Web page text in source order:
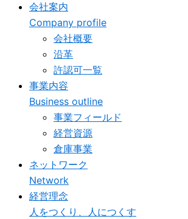
会社案内
Company profile
会社概要
沿革
許認可一覧
事業内容
Business outline
事業フィールド
経営資源
倉庫事業
ネットワーク
Network
経営理念
人をつくり、人につくす